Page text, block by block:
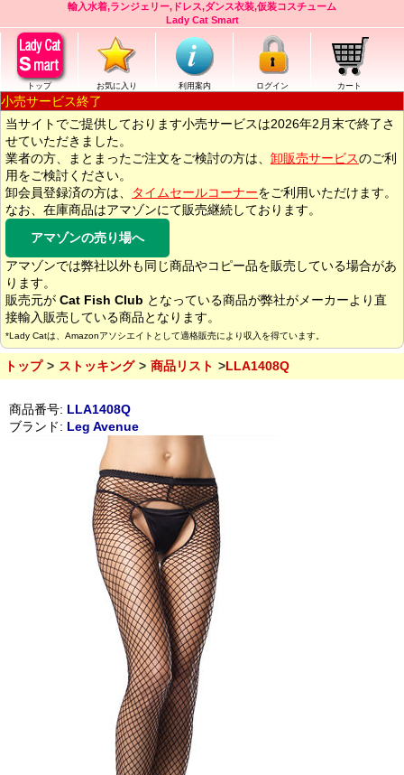
輸入水着,ランジェリー,ドレス,ダンス衣装,仮装コスチューム
Lady Cat Smart
トップ お気に入り 利用案内 ログイン カート
小売サービス終了
当サイトでご提供しております小売サービスは2026年2月末で終了さ
せていただきました。
業者の方、まとまったご注文をご検討の方は、 卸販売サービスのご利
用をご検討ください。
卸会員登録済の方は、
タイムセールコーナーをご利用いただけます。
なお、在庫商品はアマゾンにて販売継続しております。
アマゾンの売り場へ
アマゾンでは弊社以外も同じ商品やコピー品を販売している場合があ
ります。
販売元が Cat Fish Club となっている商品が弊社がメーカーより直
接輸入販売している商品となります。
*Lady Catは、Amazonアソシエイトとして適格販売により収入を得ています。
トップ ストッキング 商品リスト LLA1408Q
商品番号: LLA1408Q
ブランド: Leg Avenue